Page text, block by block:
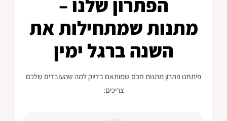
הפתרון שלנו –
מתנות שמתחילות את
השנה ברגל ימין
פיתחנו פתרון מתנות חכם שמותאם בדיוק למה שהעובדים שלכם
צריכים: